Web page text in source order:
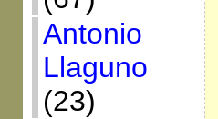
Antonio
Llaguno
(23)